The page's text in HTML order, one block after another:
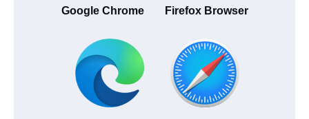
Google Chrome Firefox Browser